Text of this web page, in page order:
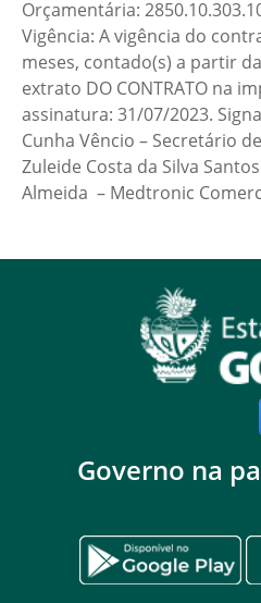
Orçamentária:
Vigência: A vigência do
meses, contado(s) a partir
extrato DO CONTRATO na
assinatura: 31/07/2023.
Cunha Vêncio – Secretário
Zuleide Costa da Silva
Almeida – Medtronic
Governo na